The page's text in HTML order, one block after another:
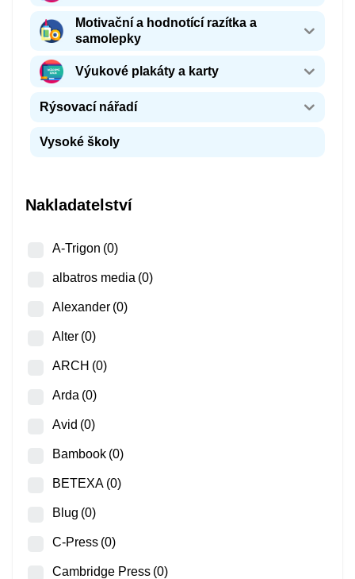
Motivační a hodnotící razítka a
samolepky
Výukové plakáty a karty
Rýsovací nářadí
Vysoké školy
Nakladatelství
A-Trigon (0)
albatros media (0)
Alexander (0)
Alter (0)
ARCH (0)
Arda (0)
Avid (0)
Bambook (0)
BETEXA (0)
Blug (0)
C-Press (0)
Cambridge Press (0)